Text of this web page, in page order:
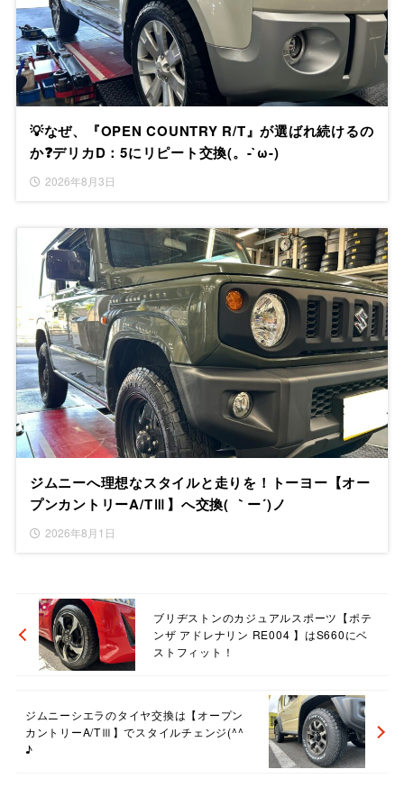
💡なぜ、『OPEN COUNTRY R/T』が選ばれ続けるの
か❓デリカD：5にリピート交換(。-`ω-)
2026年8月3日
ジムニーへ理想なスタイルと走りを！トーヨー【オー
プンカントリーA/TⅢ】へ交換( ｀ー´)ノ
2026年8月1日
ブリヂストンのカジュアルスポーツ【ポテ
ンザ アドレナリン RE004 】はS660にベ
ストフィット！
ジムニーシエラのタイヤ交換は【オープン
カントリーA/TⅢ】でスタイルチェンジ(^^
♪